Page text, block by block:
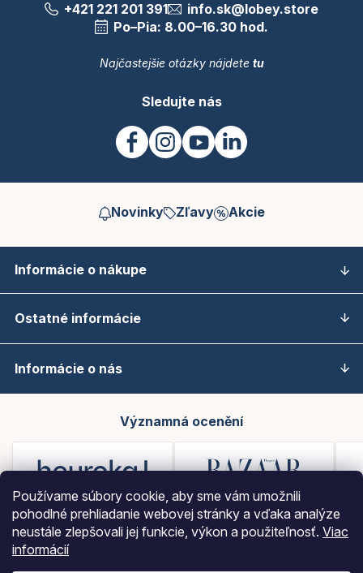
Používame súbory cookie, aby sme vám umožnili
pohodlné prehliadanie webovej stránky a vďaka analýze
neustále zlepšovali jej funkcie, výkon a použiteľnosť. Viac
informácií
+421 221 201 391
info.sk@lobey.store
Po–Pia: 8.00–16.30 hod.
Najčastejšie otázky nájdete tu
Sledujte nás
Novinky Zľavy Akcie
Informácie o nákupe
Ostatné informácie
Informácie o nás
Významná ocenění